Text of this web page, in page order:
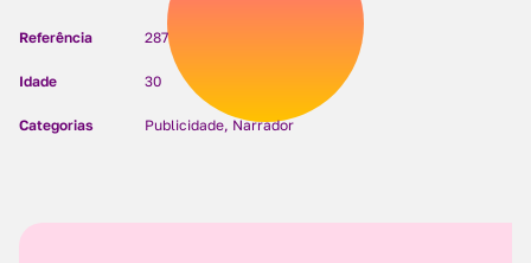
Referência 287
Idade 30
Categorias Publicidade, Narrador